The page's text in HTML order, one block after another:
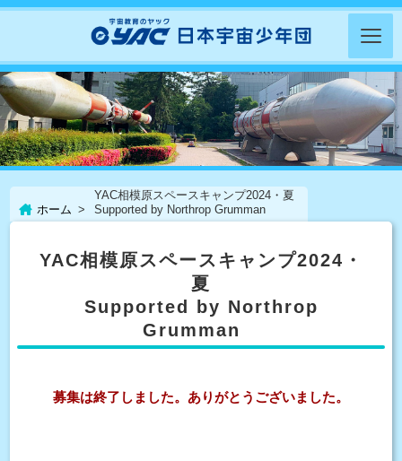
ホーム
YAC相模原スペースキャンプ2024・夏
Supported by Northrop Grumman
YAC相模原スペースキャンプ2024・
夏
Supported by Northrop
Grumman
募集は終了しました。ありがとうございました。